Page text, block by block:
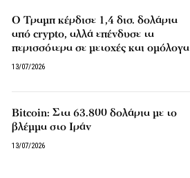
Ο Τραμπ κέρδισε 1,4 δισ. δολάρια
από crypto, αλλά επένδυσε τα
περισσότερα σε μετοχές και ομόλογα
13/07/2026
Bitcoin: Στα 63.800 δολάρια με το
βλέμμα στο Ιράν
13/07/2026